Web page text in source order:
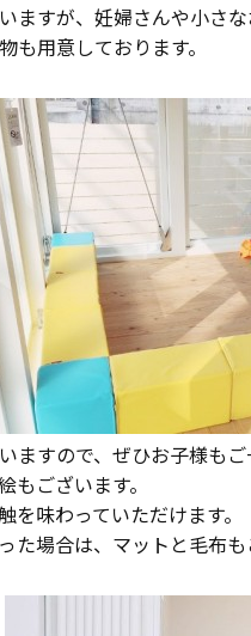
ますが、妊婦さんや小さ
も用意しております。
ますので、ぜひお子様もご
もございます。
を味わっていただけます。
た場合は、マットと毛布も